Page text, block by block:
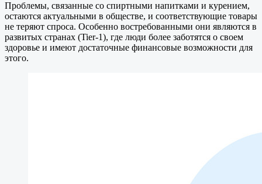
Проблемы, связанные со спиртными напитками и курением,
остаются актуальными в обществе, и соответствующие товары
не теряют спроса. Особенно востребованными они являются в
развитых странах (Tier-1), где люди более заботятся о своем
здоровье и имеют достаточные финансовые возможности для
этого.